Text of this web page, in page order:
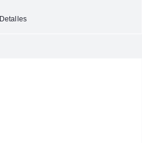
Detalles